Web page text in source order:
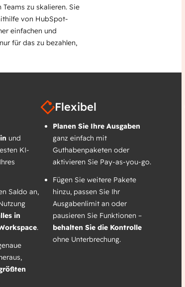
zu skalieren. Sie
von HubSpot-
einfachen und
für das zu bezahlen,
und
KI-
Saldo an,
in
.
Flexibel
Planen Sie Ihre Ausgaben
ganz einfach mit
Guthabenpaketen oder
aktivieren Sie Pay-as-you-go.
Fügen Sie weitere Pakete
hinzu, passen Sie Ihr
Ausgabenlimit an oder
pausieren Sie Funktionen –
behalten Sie die Kontrolle
ohne Unterbrechung.